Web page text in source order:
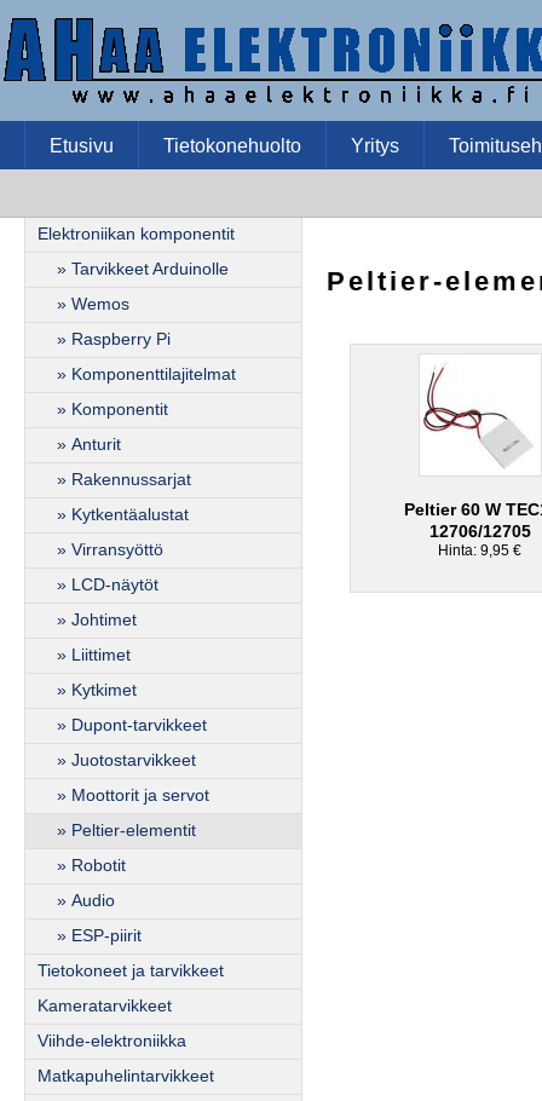
Etusivu Tietokonehuolto Yritys
Elektroniikan komponentit
» Tarvikkeet Arduinolle
» Wemos
» Raspberry Pi
» Komponenttilajitelmat
» Komponentit
» Anturit
» Rakennussarjat
» Kytkentäalustat
» Virransyöttö
» LCD-näytöt
» Johtimet
» Liittimet
» Kytkimet
» Dupont-tarvikkeet
» Juotostarvikkeet
» Moottorit ja servot
» Peltier-elementit
» Robotit
» Audio
» ESP-piirit
Tietokoneet ja tarvikkeet
Kameratarvikkeet
Viihde-elektroniikka
Matkapuhelintarvikkeet
Peltier-
Peltier 60 W
12706/12705
Hinta: 9,95 €